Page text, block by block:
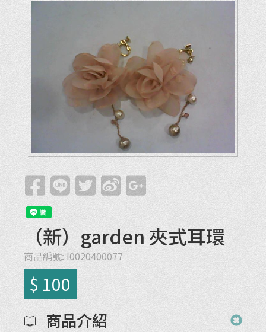
（新）garden 夾式耳環
商品編號: I0020400077
$ 100
商品介紹